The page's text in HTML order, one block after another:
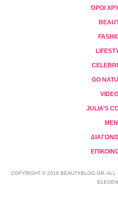
ΌΡΟΙ
GO
JULIA’S
MEN
COPYRIGHT © 2018 BEAUTYBLOG.GR.